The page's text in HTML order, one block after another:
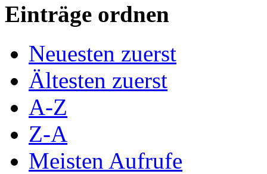
Einträge ordnen
Neuesten zuerst
Ältesten zuerst
A-Z
Z-A
Meisten Aufrufe